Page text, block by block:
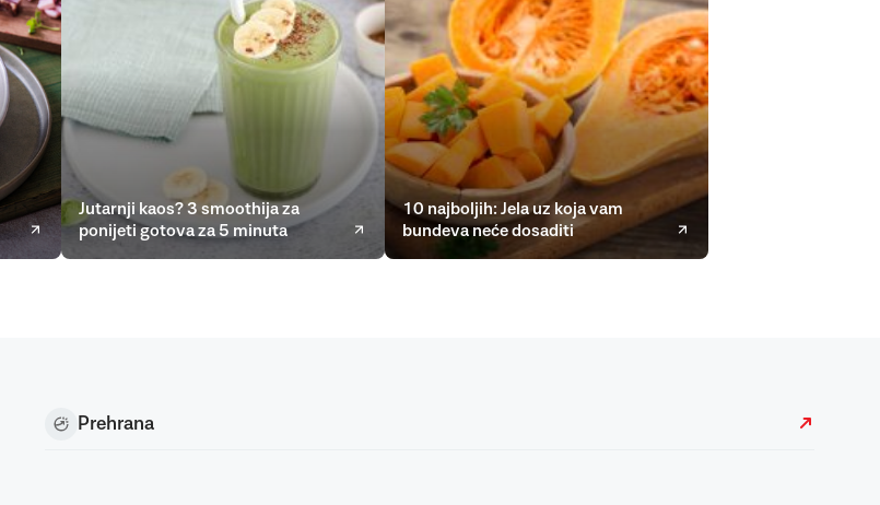
Jutarnji kaos? 3 smoothija za
ponijeti gotova za 5 minuta
10 najboljih: Jela uz koja vam
bundeva neće dosaditi
Prehrana